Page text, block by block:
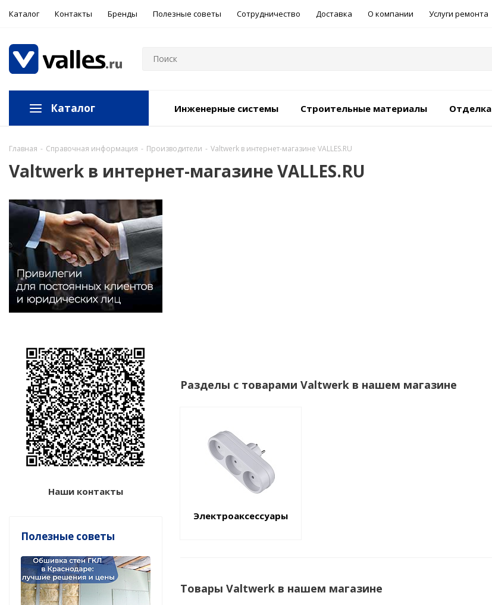
Каталог Контакты Бренды Полезные советы Сотрудничество Доставка О компании Услуги ремонта
Каталог Инженерные системы Строительные материалы Отделка
Главная - Справочная информация - Производители - Valtwerk в интернет-магазине VALLES.RU
Valtwerk в интернет-магазине VALLES.RU
Разделы с товарами Valtwerk в нашем магазине
Электроаксессуары
Товары Valtwerk в нашем магазине
Наши контакты
Полезные советы